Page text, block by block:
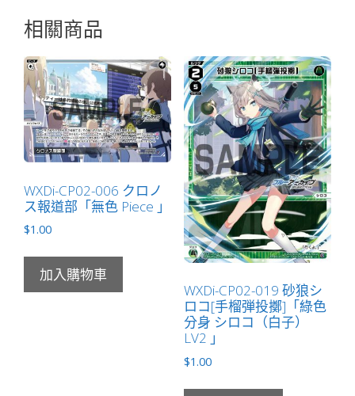
ル
ナ
「蔚
藍
檔
案
標
物
Token
絆
量
相關商品
WXDi-CP02-006 クロノ
ス報道部「無色 Piece 」
$1.00
加入購物車
WXDi-CP02-019 砂狼シ
ロコ[手榴弾投擲]「綠色
分身 シロコ（白子）
LV2 」
$1.00